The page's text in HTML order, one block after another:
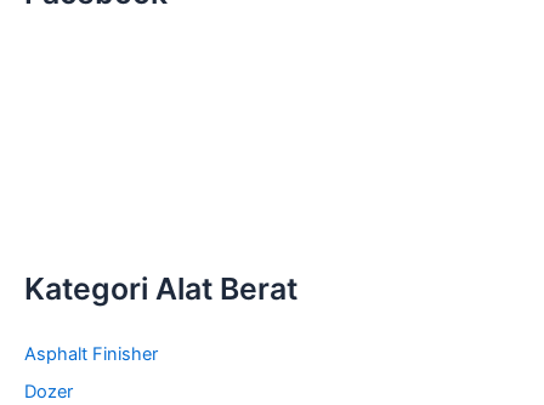
Kategori Alat Berat
Asphalt Finisher
Dozer